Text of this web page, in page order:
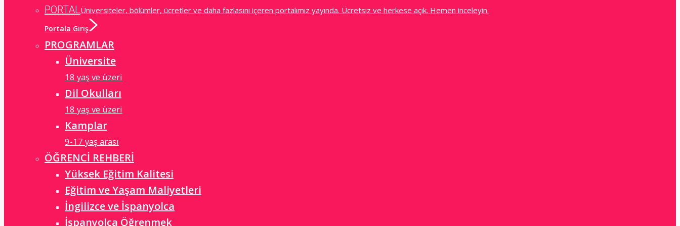
PORTAL Üniversiteler, bölümler, ücretler ve daha fazlasını içeren portalımız yayında. Ücretsiz ve herkese açık. Hemen inceleyin.
Portala Giriş
PROGRAMLAR
Üniversite
18 yaş ve üzeri
Dil Okulları
18 yaş ve üzeri
Kamplar
9-17 yaş arası
ÖĞRENCİ REHBERİ
Yüksek Eğitim Kalitesi
Eğitim ve Yaşam Maliyetleri
İngilizce ve İspanyolca
İspanyolca Öğrenmek